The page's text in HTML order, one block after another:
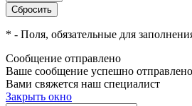
* - Поля, обязательные для
Сообщение отправлено
Ваше сообщение успешно
Вами свяжется наш специалист
Закрыть окно